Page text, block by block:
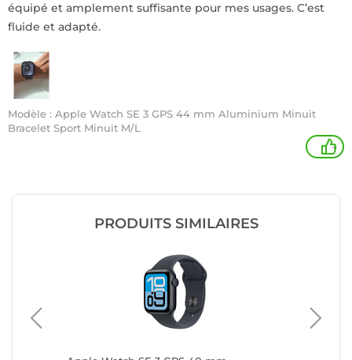
équipé et amplement suffisante pour mes usages. C’est
fluide et adapté.
Modèle : Apple Watch SE 3 GPS 44 mm Aluminium Minuit
Bracelet Sport Minuit M/L
+
PRODUITS SIMILAIRES